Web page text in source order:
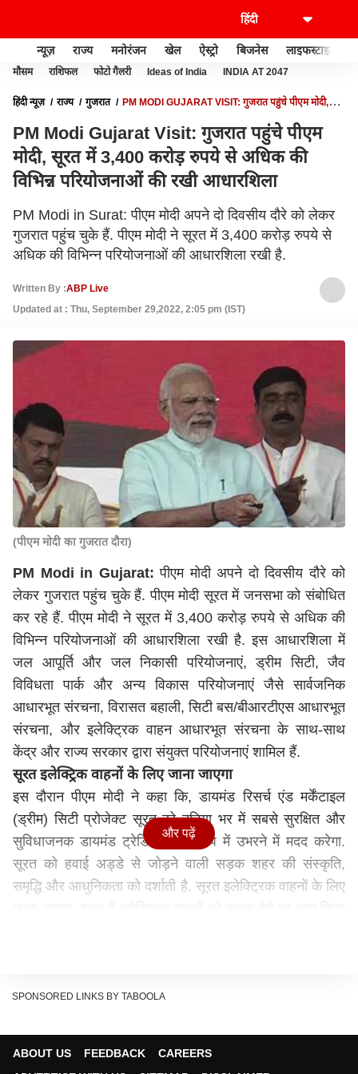
न्यूज़ राज्य मनोरंजन खेल ऐस्ट्रो बिजनेस लाइफस्टाइल
मौसम राशिफल फोटो गैलरी Ideas of India INDIA AT 2047
हिंदी न्यूज़ राज्य गुजरात
PM MODI GUJARAT VISIT: गुजरात पहुंचे पीएम मोदी,
PM Modi Gujarat Visit: गुजरात पहुंचे पीएम
मोदी, सूरत में 3,400 करोड़ रुपये से अधिक की
विभिन्न परियोजनाओं की रखी आधारशिला
PM Modi in Surat: पीएम मोदी अपने दो दिवसीय दौरे को लेकर
गुजरात पहुंच चुके हैं. पीएम मोदी ने सूरत में 3,400 करोड़ रुपये से
अधिक की विभिन्न परियोजनाओं की आधारशिला रखी है.
Written By :ABP Live
Updated at : Thu, September 29,2022, 2:05 pm (IST)
(पीएम मोदी का गुजरात दौरा)
PM Modi in Gujarat: पीएम मोदी अपने दो दिवसीय दौरे को
लेकर गुजरात पहुंच चुके हैं. पीएम मोदी सूरत में जनसभा को संबोधित
कर रहे हैं. पीएम मोदी ने सूरत में 3,400 करोड़ रुपये से अधिक की
विभिन्न परियोजनाओं की आधारशिला रखी है. इस आधारशिला में
जल आपूर्ति और जल निकासी परियोजनाएं, ड्रीम सिटी, जैव
विविधता पार्क और अन्य विकास परियोजनाएं जैसे सार्वजनिक
आधारभूत संरचना, विरासत बहाली, सिटी बस/बीआरटीएस आधारभूत
संरचना, और इलेक्ट्रिक वाहन आधारभूत संरचना के साथ-साथ
केंद्र और राज्य सरकार द्वारा संयुक्त परियोजनाएं शामिल हैं.
सूरत इलेक्ट्रिक वाहनों के लिए जाना जाएगा
इस दौरान पीएम मोदी ने कहा कि, डायमंड रिसर्च एंड मर्केंटाइल
(ड्रीम) सिटी प्रोजेक्ट सूरत को दुनिया भर में सबसे सुरक्षित और
सुविधाजनक डायमंड ट्रेडिंग हब के रूप में उभरने में मदद करेगा.
सूरत को हवाई अड्डे से जोड़ने वाली सड़क शहर की संस्कृति,
समृद्धि और आधुनिकता को दर्शाती है. सूरत इलेक्ट्रिक वाहनों के लिए
लगभग 80,000 घरों का निर्माण किया, उनके जीवन स्तर को ऊपर
और पढ़ें
SPONSORED LINKS BY TABOOLA
ABOUT US FEEDBACK
CAREERS